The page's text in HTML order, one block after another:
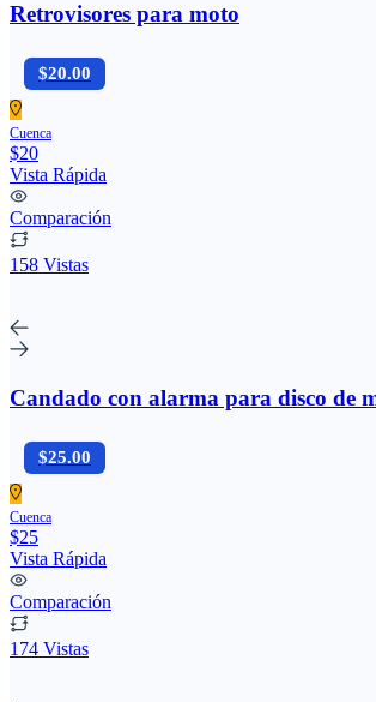
Retrovisores para moto
$20.00
Cuenca
$20
Vista Rápida
Comparación
158 Vistas
Candado con alarma para disco de
$25.00
Cuenca
$25
Vista Rápida
Comparación
174 Vistas